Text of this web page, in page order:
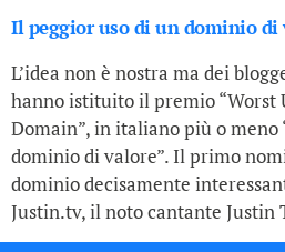
Il peggior uso di un dominio di
L’idea non è nostra ma dei
hanno istituito il premio “Worst
Domain”, in italiano più o meno
dominio di valore”. Il primo
dominio decisamente
Justin.tv, il noto cantante